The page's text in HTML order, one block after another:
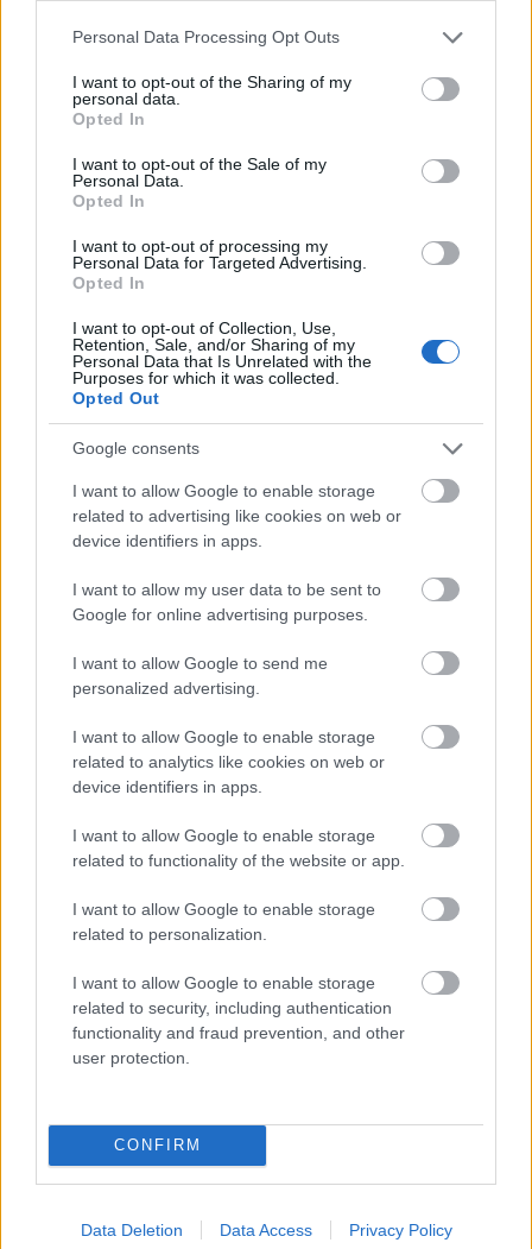
Please note that this website/app uses one or more Google
not limited to your visit or usage behaviour. You may click to
grant or deny consent to Google and its third-party tags to
use your data for below specified purposes in below Google
consent section.
Personal Data Processing Opt Outs
I want to opt-out of the Sharing of my
personal data.
Opted In
I want to opt-out of the Sale of my
Personal Data.
Opted In
I want to opt-out of processing my
Personal Data for Targeted Advertising.
Opted In
I want to opt-out of Collection, Use,
Retention, Sale, and/or Sharing of my
Personal Data that Is Unrelated with the
Purposes for which it was collected.
Opted Out
Google consents
I want to allow Google to enable storage
related to advertising like cookies on web or
device identifiers in apps.
I want to allow my user data to be sent to
Google for online advertising purposes.
I want to allow Google to send me
personalized advertising.
I want to allow Google to enable storage
related to analytics like cookies on web or
device identifiers in apps.
I want to allow Google to enable storage
related to functionality of the website or app.
I want to allow Google to enable storage
related to personalization.
I want to allow Google to enable storage
related to security, including authentication
functionality and fraud prevention, and other
user protection.
CONFIRM
Data Deletion Data Access Privacy Policy
Virágkígyó